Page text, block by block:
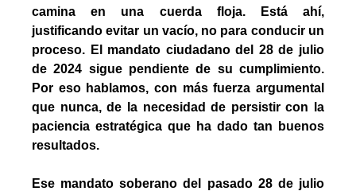
camina en una cuerda floja. Está ahí,
justificando evitar un vacío, no para conducir un
proceso. El mandato ciudadano del 28 de julio
de 2024 sigue pendiente de su cumplimiento.
Por eso hablamos, con más fuerza argumental
que nunca, de la necesidad de persistir con la
paciencia estratégica que ha dado tan buenos
resultados.
Ese mandato soberano del pasado 28 de julio